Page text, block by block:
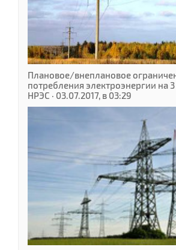
Плановое/внеплановое
потребления электроэнергии на
НРЭС · 03.07.2017, в 03:29